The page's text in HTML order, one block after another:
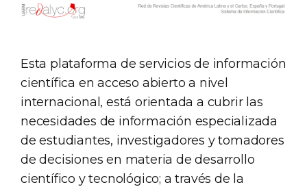
Esta plataforma de servicios de información
científica en acceso abierto a nivel
internacional, está orientada a cubrir las
necesidades de información especializada
de estudiantes, investigadores y tomadores
de decisiones en materia de desarrollo
científico y tecnológico; a través de la